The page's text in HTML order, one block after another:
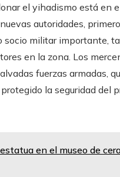
el yihadismo está en
autoridades,
socio militar importante,
en la zona. Los
fuerzas armadas,
la seguridad del
en el museo de